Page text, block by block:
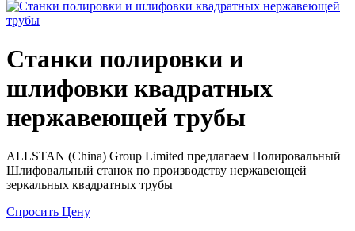
Станки полировки и
шлифовки квадратных
нержавеющей трубы
ALLSTAN (China) Group Limited предлагаем Полировальный
Шлифовальный станок по производству нержавеющей
зеркальных квадратных трубы
Спросить Цену